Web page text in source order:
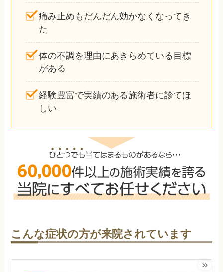
痛み止めもだんだん効かなくなってき
た
体の不調を理由にあきらめている目標
がある
経験豊富で実績のある施術者に診てほ
しい
こんな症状の方が来院されています